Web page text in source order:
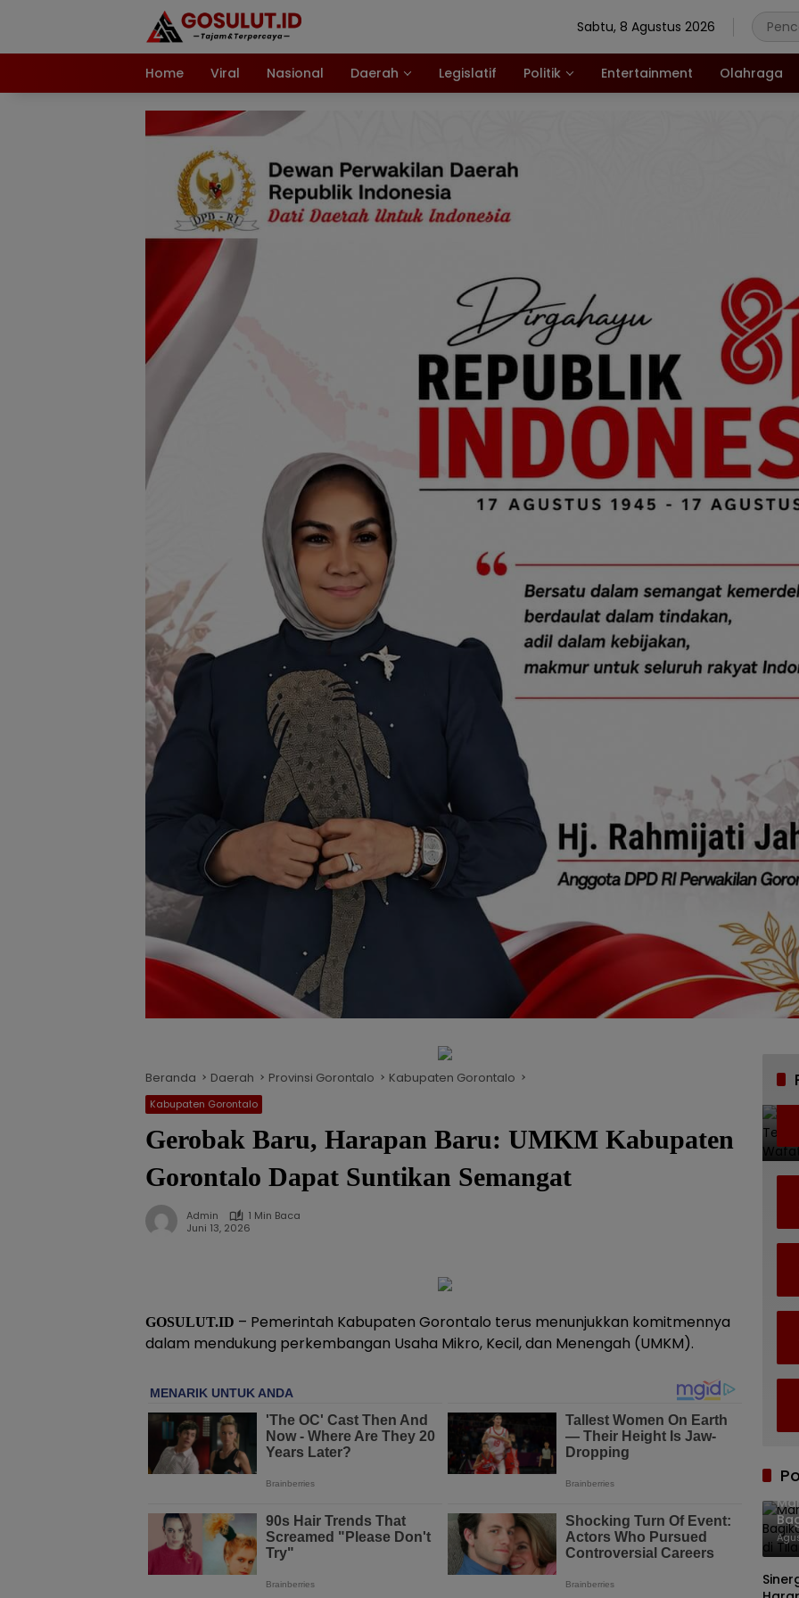
Sabtu, 8 Agustus 2026
Home Viral Nasional Daerah Legislatif Politik Entertainment Olahraga
Beranda Daerah Provinsi Gorontalo Kabupaten Gorontalo
Kabupaten Gorontalo
Gerobak Baru, Harapan Baru: UMKM Kabupaten
Gorontalo Dapat Suntikan Semangat
Admin
1 Min Baca
Juni 13, 2026
GOSULUT.ID – Pemerintah Kabupaten Gorontalo terus menunjukkan komitmennya
dalam mendukung perkembangan Usaha Mikro, Kecil, dan Menengah (UMKM).